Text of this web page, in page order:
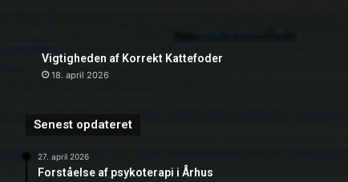
Vigtigheden af Korrekt Kattefoder
18. april 2026
Senest opdateret
27. april 2026
Forståelse af psykoterapi i Århus